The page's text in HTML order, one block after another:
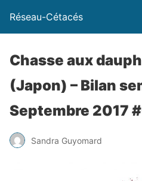
Réseau-Cétacés
Chasse aux
(Japon) – Bilan
Septembre 2017
Sandra Guyomard